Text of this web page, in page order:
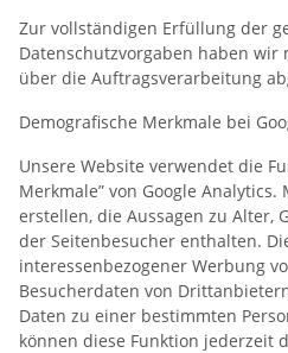
Zur vollständigen Erfüllung der
Datenschutzvorgaben haben wir
über die Auftragsverarbeitung
Demografische Merkmale bei
Unsere Website verwendet die
Merkmale” von Google
erstellen, die Aussagen zu Alter,
der Seitenbesucher enthalten.
interessenbezogener Werbung
Besucherdaten von
Daten zu einer bestimmten
können diese Funktion jederzeit